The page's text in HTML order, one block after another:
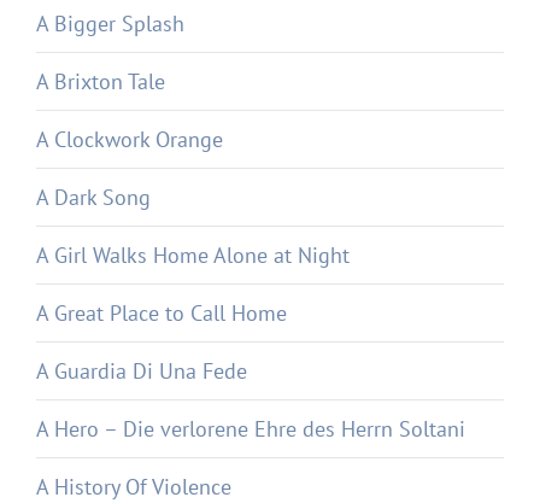
A Bigger Splash
A Brixton Tale
A Clockwork Orange
A Dark Song
A Girl Walks Home Alone at Night
A Great Place to Call Home
A Guardia Di Una Fede
A Hero – Die verlorene Ehre des Herrn Soltani
A History Of Violence